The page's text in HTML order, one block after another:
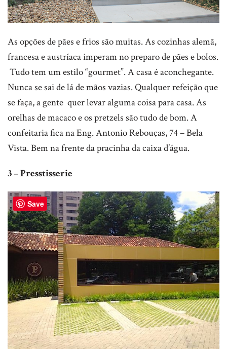
As opções de pães e frios são muitas. As cozinhas alemã,
francesa e austríaca imperam no preparo de pães e bolos.
Tudo tem um estilo “gourmet”. A casa é aconchegante.
Nunca se sai de lá de mãos vazias. Qualquer refeição que
se faça, a gente quer levar alguma coisa para casa. As
orelhas de macaco e os pretzels são tudo de bom. A
confeitaria fica na Eng. Antonio Rebouças, 74 – Bela
Vista. Bem na frente da pracinha da caixa d’água.
3 – Presstisserie
Save